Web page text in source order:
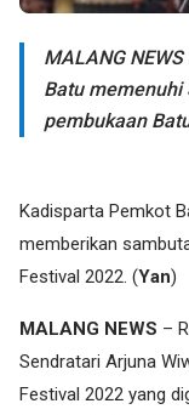
MALANG
Batu
pembukaan
Kadisparta Pemkot
memberikan
Festival 2022. (Yan)
MALANG NEWS –
Sendratari Arjuna
Festival 2022 yang